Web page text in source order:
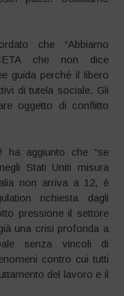
che “Abbiamo
che non dice
guida perché il libero
di tutela sociale. Gli
oggetto di conflitto
ha aggiunto che “se
Stati Uniti misura
non arriva a 12, è
richiesta dagli
pressione il settore
una crisi profonda a
senza vincoli di
contro cui tutti
del lavoro e il